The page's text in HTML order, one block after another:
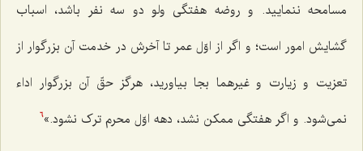
مسامحه ننمایید. و روضه هفتگی ولو دو سه نفر باشد، اسباب
گشایش امور است؛ و اگر از اوّل عمر تا آخرش در خدمت آن بزرگوار از
تعزیت و زیارت و غیرهما بجا بیاورید، هرگز حقّ آن بزرگوار اداء
نمی‌شود. و اگر هفتگی ممکن نشد، دهه اوّل محرم ترک نشود.»6